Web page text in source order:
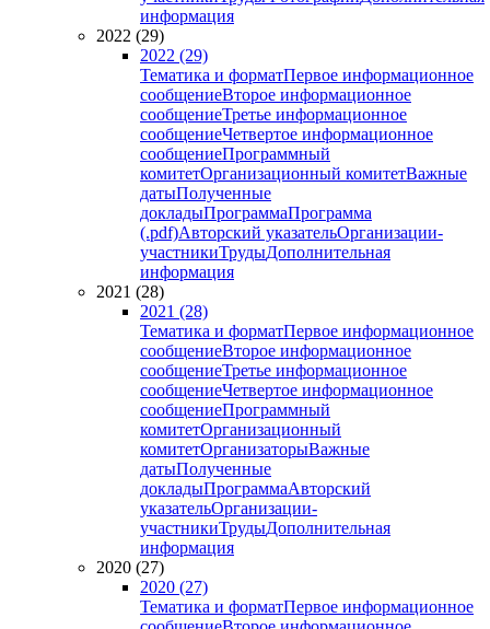
информация
2022 (29)
2022 (29)
Тематика и форматПервое информационное
сообщениеВторое информационное
сообщениеТретье информационное
сообщениеЧетвертое информационное
сообщениеПрограммный
комитетОрганизационный комитетВажные
датыПолученные
докладыПрограммаПрограмма
(.pdf)Авторский указательОрганизации-
участникиТрудыДополнительная
информация
2021 (28)
2021 (28)
Тематика и форматПервое информационное
сообщениеВторое информационное
сообщениеТретье информационное
сообщениеЧетвертое информационное
сообщениеПрограммный
комитетОрганизационный
комитетОрганизаторыВажные
датыПолученные
докладыПрограммаАвторский
указательОрганизации-
участникиТрудыДополнительная
информация
2020 (27)
2020 (27)
Тематика и форматПервое информационное